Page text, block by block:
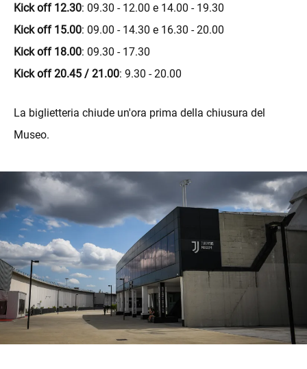
Kick off 12.30: 09.30 - 12.00 e 14.00 - 19.30
Kick off 15.00: 09.00 - 14.30 e 16.30 - 20.00
Kick off 18.00: 09.30 - 17.30
Kick off 20.45 / 21.00: 9.30 - 20.00
La biglietteria chiude un'ora prima della chiusura del
Museo.